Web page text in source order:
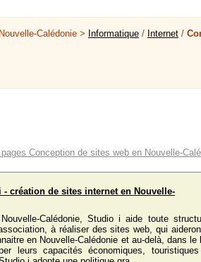
Nouvelle-Calédonie > Informatique / Internet /
Conception de sites web en Nouvelle-
- création de sites internet en Nouvelle-
Calédonie, Studio i aide toute
à réaliser des sites web, qui
en Nouvelle-Calédonie et au-delà, dans le
leurs capacités économiques,